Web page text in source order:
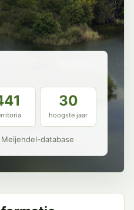
30
hoogste jaar
database